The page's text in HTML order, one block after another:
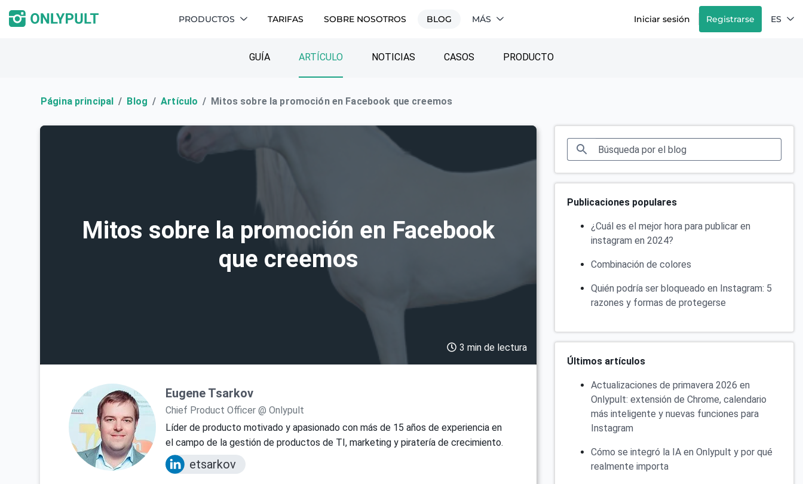
PRODUCTOS TARIFAS SOBRE NOSOTROS BLOG MÁS Iniciar sesión Registrarse ES
GUÍA ARTÍCULO NOTICIAS CASOS PRODUCTO
Página principal Blog Artículo Mitos sobre la promoción en Facebook que creemos
Mitos sobre la promoción en Facebook
que creemos
3 min de lectura
Eugene Tsarkov
Chief Product Officer @ Onlypult
Líder de producto motivado y apasionado con más de 15 años de experiencia en
el campo de la gestión de productos de TI, marketing y piratería de crecimiento.
etsarkov
Publicaciones populares
¿Cuál es el mejor hora para publicar en
instagram en 2024?
Combinación de colores
Quién podría ser bloqueado en Instagram: 5
razones y formas de protegerse
Últimos artículos
Actualizaciones de primavera 2026 en
Onlypult: extensión de Chrome, calendario
más inteligente y nuevas funciones para
Instagram
Cómo se integró la IA en Onlypult y por qué
realmente importa